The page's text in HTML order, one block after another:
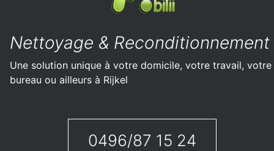
Nettoyage & Reconditionnement
Une solution unique à votre domicile, votre travail, votre
bureau ou ailleurs à Rijkel
0496/87 15 24